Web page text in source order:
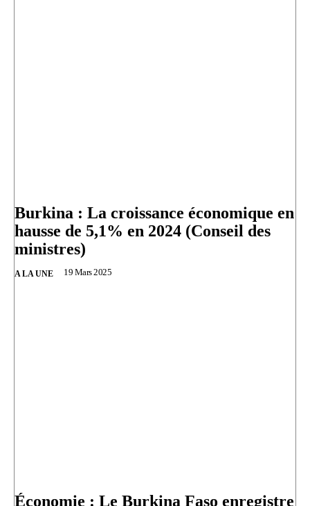
Burkina : La croissance économique en
hausse de 5,1% en 2024 (Conseil des
ministres)
A LA UNE 19 Mars 2025
Économie : Le Burkina Faso enregistre